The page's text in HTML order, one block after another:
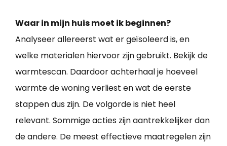
Waar in mijn huis moet ik beginnen?
Analyseer allereerst wat er geïsoleerd is, en
welke materialen hiervoor zijn gebruikt. Bekijk de
warmtescan. Daardoor achterhaal je hoeveel
warmte de woning verliest en wat de eerste
stappen dus zijn. De volgorde is niet heel
relevant. Sommige acties zijn aantrekkelijker dan
de andere. De meest effectieve maatregelen zijn